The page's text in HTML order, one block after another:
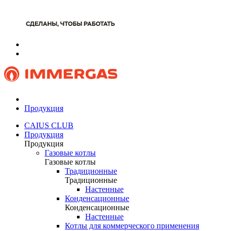
Продукция
CAIUS CLUB
Продукция
Продукция
Газовые котлы
Газовые котлы
Традиционные
Традиционные
Настенные
Конденсационные
Конденсационные
Настенные
Котлы для коммерческого применения